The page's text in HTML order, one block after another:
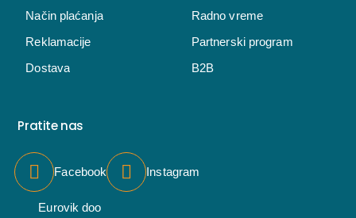
Način plaćanja
Reklamacije
Dostava
Radno vreme
Partnerski program
B2B
Pratite nas
Facebook Instagram
Eurovik doo